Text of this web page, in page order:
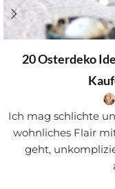
20 Osterdeko
Ich mag schlichte
wohnliches Flair
geht,